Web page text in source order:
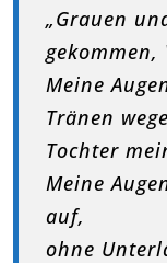
„Grauen
gekommen,
Meine
Tränen
Tochter
Meine
auf,
ohne